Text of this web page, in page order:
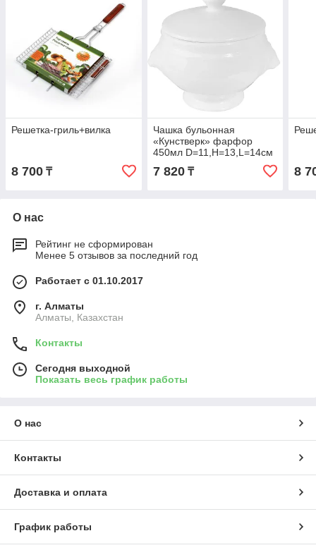
Решетка-гриль+вилка
8 700 ₸
Чашка бульонная
«Кунстверк» фарфор
450мл D=11,H=13,L=14см
7 820₸ 8
О нас
Рейтинг не сформирован
Менее 5 отзывов за последний год
Работает с 01.10.2017
г. Алматы
Алматы, Казахстан
Контакты
Сегодня выходной
Показать весь график работы
О нас
Контакты
Доставка и оплата
График работы